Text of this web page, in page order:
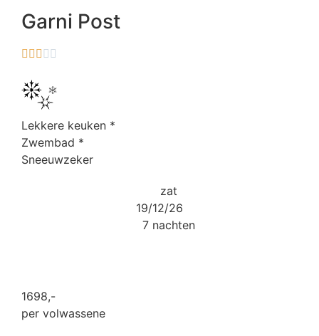
Garni Post
    
Lekkere keuken *
Zwembad *
Sneeuwzeker
zat
19/12/26
7 nachten
1698,-
per volwassene